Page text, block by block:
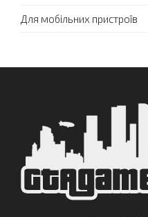
Для мобільних пристроїв